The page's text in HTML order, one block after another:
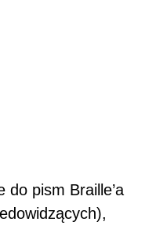
do pism Braille’a